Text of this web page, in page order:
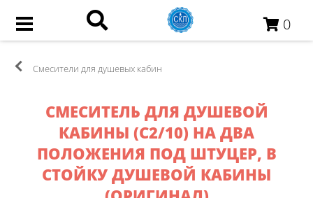
0
Смесители для душевых кабин
СМЕСИТЕЛЬ ДЛЯ ДУШЕВОЙ
КАБИНЫ (С2/10) НА ДВА
ПОЛОЖЕНИЯ ПОД ШТУЦЕР, В
СТОЙКУ ДУШЕВОЙ КАБИНЫ